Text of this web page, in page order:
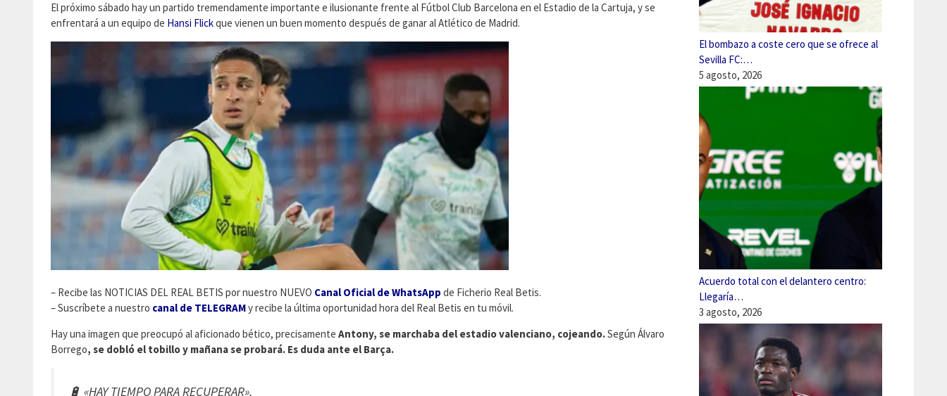
El próximo sábado hay un partido tremendamente importante e ilusionante frente al Fútbol Club Barcelona en el Estadio de la Cartuja, y se
enfrentará a un equipo de Hansi Flickque vienen un buen momento después de ganar al Atlético de Madrid.
– Recibe las NOTICIAS DEL REAL BETIS por nuestro NUEVO Canal Oficial de WhatsApp de Ficherio Real Betis.
– Suscríbete a nuestro canal de TELEGRAMy recibe la última oportunidad hora del Real Betis en tu móvil.
Hay una imagen que preocupó al aficionado bético, precisamente Antony, se marchaba del estadio valenciano, cojeando.Según Álvaro
Borrego, se dobló el tobillo y mañana se probará. Es duda ante el Barça.
🔋 «HAY TIEMPO PARA RECUPERAR».
El bombazo a coste cero que se ofrece al
Sevilla FC:…
5 agosto, 2026
Acuerdo total con el delantero centro:
Llegaría…
3 agosto, 2026